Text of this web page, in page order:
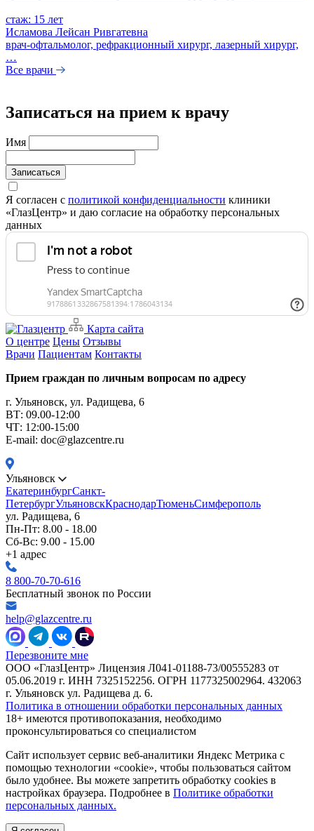
стаж: 15 лет
Исламова Лейсан Ривгатевна
врач-офтальмолог, рефракционный хирург, лазерный хирург,
…
Все врачи
Записаться на прием к врачу
Имя
Записаться
Я согласен с политикой конфиденциальности клиники
«ГлазЦентр» и даю согласие на обработку персональных
данных
Карта сайта
О центре Цены Отзывы
Врачи Пациентам Контакты
Прием граждан по личным вопросам по адресу
г. Ульяновск, ул. Радищева, 6
ВТ: 09.00-12:00
ЧТ: 12:00-15:00
E-mail: doc@glazcentre.ru
Ульяновск
ЕкатеринбургСанкт-
ПетербургУльяновскКраснодарТюменьСимферополь
ул. Радищева, 6
Пн-Пт: 8.00 - 18.00
Сб-Вс: 9.00 - 15.00
+1 адрес
8 800-70-70-616
Бесплатный звонок по России
help@glazcentre.ru
Перезвоните мне
ООО «ГлазЦентр» Лицензия Л041-01188-73/00555283 от
05.06.2019 г. ИНН 7325152256. ОГРН 1177325002964. 432063
г. Ульяновск ул. Радищева д. 6.
Политика в отношении обработки персональных данных
18+ имеются противопоказания, необходимо
проконсультироваться со специалистом
Сайт использует сервис веб-аналитики Яндекс Метрика с
помощью технологии «cookie», чтобы пользоваться сайтом
было удобнее. Вы можете запретить обработку cookies в
настройках браузера. Подробнее в Политике обработки
персональных данных.